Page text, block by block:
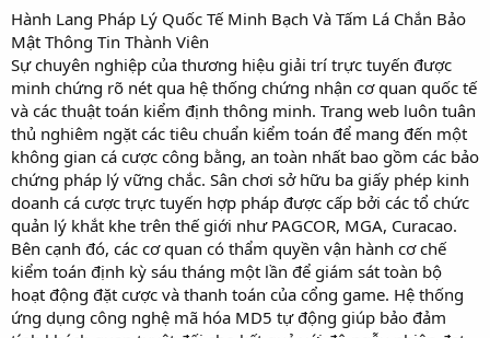
Hành Lang Pháp Lý Quốc Tế Minh Bạch Và Tấm Lá Chắn Bảo
Mật Thông Tin Thành Viên
Sự chuyên nghiệp của thương hiệu giải trí trực tuyến được
minh chứng rõ nét qua hệ thống chứng nhận cơ quan quốc tế
và các thuật toán kiểm định thông minh. Trang web luôn tuân
thủ nghiêm ngặt các tiêu chuẩn kiểm toán để mang đến một
không gian cá cược công bằng, an toàn nhất bao gồm các bảo
chứng pháp lý vững chắc. Sân chơi sở hữu ba giấy phép kinh
doanh cá cược trực tuyến hợp pháp được cấp bởi các tổ chức
quản lý khắt khe trên thế giới như PAGCOR, MGA, Curacao.
Bên cạnh đó, các cơ quan có thẩm quyền vận hành cơ chế
kiểm toán định kỳ sáu tháng một lần để giám sát toàn bộ
hoạt động đặt cược và thanh toán của cổng game. Hệ thống
ứng dụng công nghệ mã hóa MD5 tự động giúp bảo đảm